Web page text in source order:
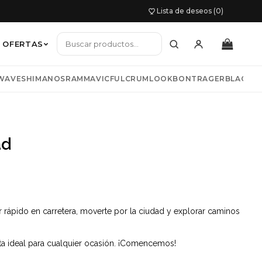
Lista de deseos (0)
chaquetas
OFERTAS
SHIMANOSRAM MAVICFULCRUM LOOKBONTRAGER
en carretera, moverte por la ciudad y explorar caminos
para cualquier ocasión. ¡Comencemos!